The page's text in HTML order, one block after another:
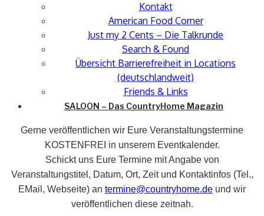
Kontakt
American Food Corner
Just my 2 Cents – Die Talkrunde
Search & Found
Übersicht Barrierefreiheit in Locations
(deutschlandweit)
Friends & Links
SALOON – Das CountryHome Magazin
Gerne veröffentlichen wir Eure Veranstaltungstermine
KOSTENFREI in unserem Eventkalender.
Schickt uns Eure Termine mit Angabe von
Veranstaltungstitel, Datum, Ort, Zeit und Kontaktinfos (Tel.,
EMail, Webseite) an termine@countryhome.de und wir
veröffentlichen diese zeitnah.